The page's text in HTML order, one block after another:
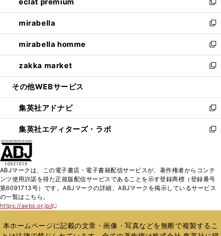
で
開
く
ド
ウ
で
開
く
ィ
ン
ド
ウ
で
開
く
い
ウ
ィ
ン
ド
ウ
で
開
新
し
い
ウ
ィ
ン
ド
ウ
開
く
mirabella
新
し
い
ウ
ィ
ン
ウ
で
開
く
mirabella homme
新
し
い
ウ
ン
ド
ウ
で
zakka market
新
し
ウ
ィ
ン
ド
く
その他WEBサービス
集英社アドナビ
新
し
い
ド
ウ
で
集英社エディターズ・ラボ
新
ィ
ン
ド
開
ABJマークは、この電子書店・電子書籍配信サービスが、著作権者からコンテ
ンツ使用許諾を得た正規版配信サービスであることを示す登録商標（登録番号
第6091713号）です。ABJマークの詳細、ABJマークを掲示しているサービス
の一覧はこちら。
https://aebs.or.jp/
新
い
ウ
本ホームページに記載の文章・画像・写真などを無断で複製するこ